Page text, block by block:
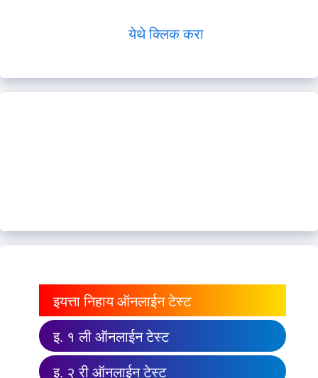
येथे क्लिक करा
इयत्ता निहाय ऑनलाईन टेस्ट
इ. १ ली ऑनलाईन टेस्ट
इ. २ री ऑनलाईन टेस्ट